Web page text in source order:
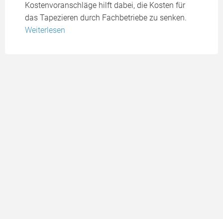
Kostenvoranschläge hilft dabei, die Kosten für
das Tapezieren durch Fachbetriebe zu senken.
Weiterlesen